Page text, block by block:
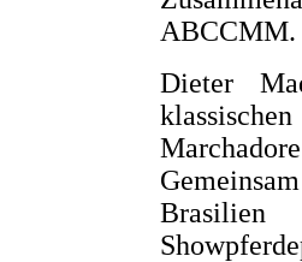
ABCCMM.
Dieter